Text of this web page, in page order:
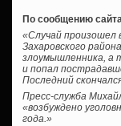
По сообщению
«Случай произошел
Захаровского
злоумышленника, а
и попал
Последний
Пресс-служба
«возбуждено
года.»